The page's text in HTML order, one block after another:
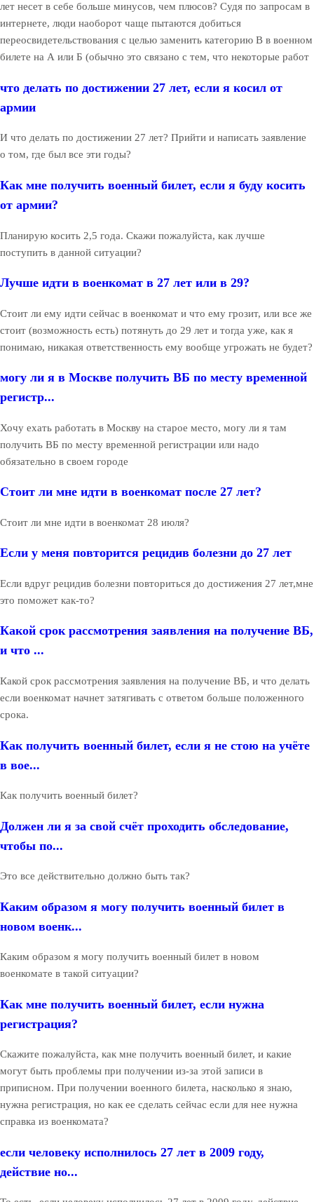
лет несет в себе больше минусов, чем плюсов? Судя по запросам в
интернете, люди наоборот чаще пытаются добиться
переосвидетельствования с целью заменить категорию В в военном
билете на А или Б (обычно это связано с тем, что некоторые работ
что делать по достижении 27 лет, если я косил от
армии
И что делать по достижении 27 лет? Прийти и написать заявление
о том, где был все эти годы?
Как мне получить военный билет, если я буду косить
от армии?
Планирую косить 2,5 года. Скажи пожалуйста, как лучше
поступить в данной ситуации?
Лучше идти в военкомат в 27 лет или в 29?
Стоит ли ему идти сейчас в военкомат и что ему грозит, или все же
стоит (возможность есть) потянуть до 29 лет и тогда уже, как я
понимаю, никакая ответственность ему вообще угрожать не будет?
могу ли я в Москве получить ВБ по месту временной
регистр...
Хочу ехать работать в Москву на старое место, могу ли я там
получить ВБ по месту временной регистрации или надо
обязательно в своем городе
Стоит ли мне идти в военкомат после 27 лет?
Стоит ли мне идти в военкомат 28 июля?
Если у меня повторится рецидив болезни до 27 лет
Если вдруг рецидив болезни повториться до достижения 27 лет,мне
это поможет как-то?
Какой срок рассмотрения заявления на получение ВБ,
и что ...
Какой срок рассмотрения заявления на получение ВБ, и что делать
если военкомат начнет затягивать с ответом больше положенного
срока.
Как получить военный билет, если я не стою на учёте
в вое...
Как получить военный билет?
Должен ли я за свой счёт проходить обследование,
чтобы по...
Это все действительно должно быть так?
Каким образом я могу получить военный билет в
новом военк...
Каким образом я могу получить военный билет в новом
военкомате в такой ситуации?
Как мне получить военный билет, если нужна
регистрация?
Скажите пожалуйста, как мне получить военный билет, и какие
могут быть проблемы при получении из-за этой записи в
приписном. При получении военного билета, насколько я знаю,
нужна регистрация, но как ее сделать сейчас если для нее нужна
справка из военкомата?
если человеку исполнилось 27 лет в 2009 году,
действие но...